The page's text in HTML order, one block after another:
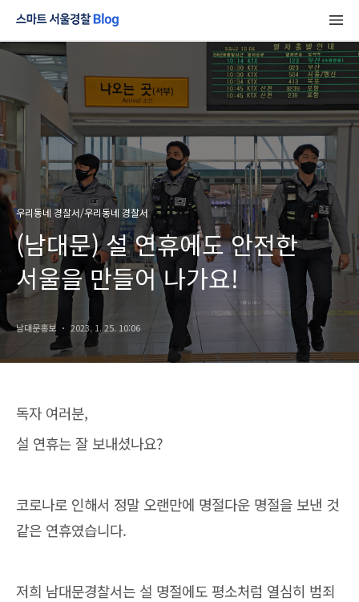
우리동네 경찰서/우리동네 경찰서
(남대문) 설 연휴에도 안전한
서울을 만들어 나가요!
남대문홍보 2023. 1. 25. 10:06
독자 여러분,
설 연휴는 잘 보내셨나요?
코로나로 인해서 정말 오랜만에 명절다운 명절을 보낸 것
같은 연휴였습니다.
저희 남대문경찰서는 설 명절에도 평소처럼 열심히 범죄